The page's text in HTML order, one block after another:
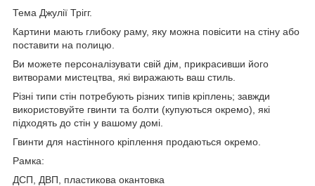
Тема Джулії Трігг.
Картини мають глибоку раму, яку можна повісити на стіну або
поставити на полицю.
Ви можете персоналізувати свій дім, прикрасивши його
витворами мистецтва, які виражають ваш стиль.
Різні типи стін потребують різних типів кріплень; завжди
використовуйте гвинти та болти (купуються окремо), які
підходять до стін у вашому домі.
Гвинти для настінного кріплення продаються окремо.
Рамка:
ДСП, ДВП, пластикова окантовка